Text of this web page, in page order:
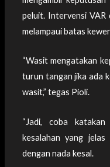
peluit. Intervensi VAR
melampaui batas
“Wasit mengatakan
turun tangan jika ada
wasit,” tegas Pioli.
“Jadi, coba
kesalahan yang
dengan nada kesal.